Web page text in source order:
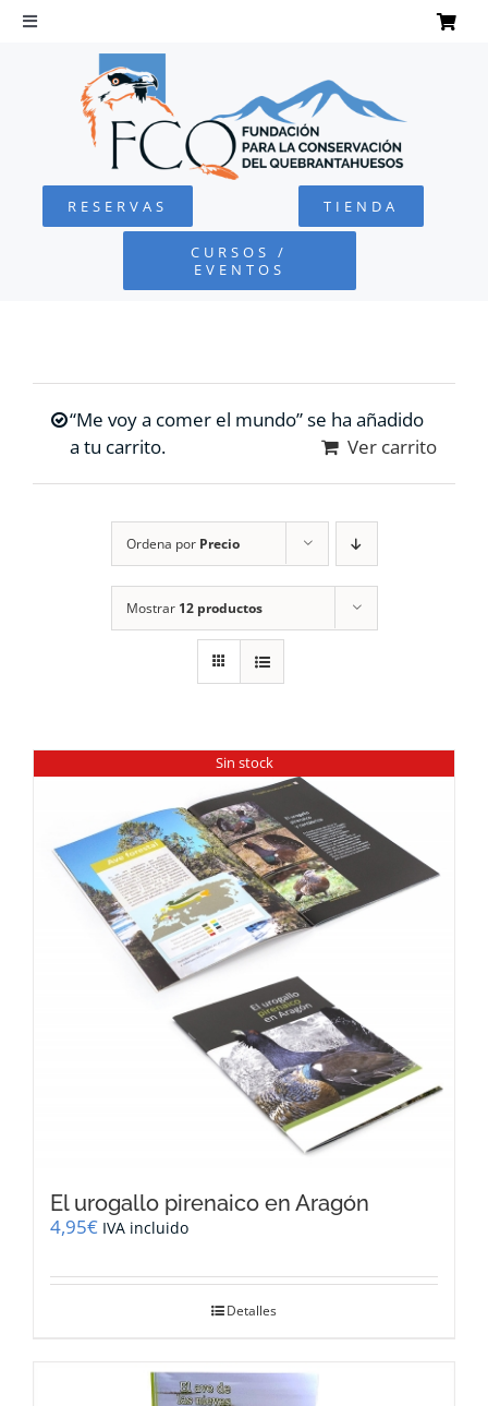
Saltar
Toggle
Navigation
QUEBRANTAHUESOS
FUNDACIÓN
RESERVAS TIENDA
CURSOS /
EVENTOS
“Me voy a comer el mundo” se ha añadido
a tu carrito.
Ver carrito
Ordena por Precio
Mostrar 12 productos
Sin stock
El urogallo pirenaico en Aragón
4,95€ IVA incluido
Detalles